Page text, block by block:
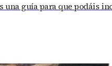
una guía para que podáis